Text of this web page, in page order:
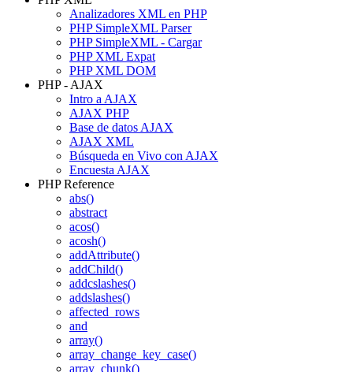
Analizadores XML en PHP
PHP SimpleXML Parser
PHP SimpleXML - Cargar
PHP XML Expat
PHP XML DOM
PHP - AJAX
Intro a AJAX
AJAX PHP
Base de datos AJAX
AJAX XML
Búsqueda en Vivo con AJAX
Encuesta AJAX
PHP Reference
abs()
abstract
acos()
acosh()
addAttribute()
addChild()
addcslashes()
addslashes()
affected_rows
and
array()
array_change_key_case()
array_chunk()